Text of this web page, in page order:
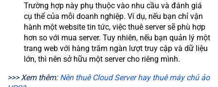
Trường hợp này phụ thuộc vào nhu cầu và đánh giá
cụ thể của mỗi doanh nghiệp. Ví dụ, nếu bạn chỉ vận
hành một website tin tức, việc thuê server sẽ phù hợp
hơn so với mua server. Tuy nhiên, nếu bạn quản lý một
trang web với hàng trăm ngàn lượt truy cập và dữ liệu
lớn, thì nên sở hữu một server cho riêng mình.
>>> Xem thêm: Nên thuê Cloud Server hay thuê máy chủ ảo